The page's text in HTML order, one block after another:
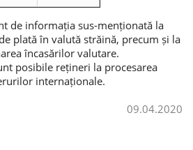
loans
de informația sus-menționată la
plată în valută străină, precum și la
încasărilor valutare.
posibile rețineri la procesarea
internaționale.
09.04.2020